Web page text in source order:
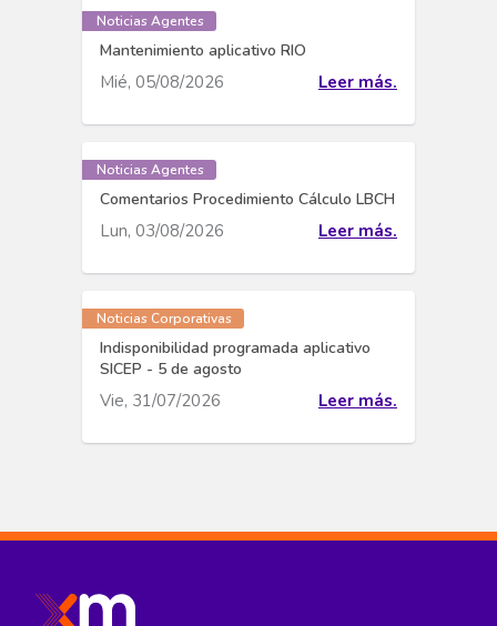
Noticias Agentes
Mantenimiento aplicativo RIO
Mié, 05/08/2026 Leer más.
Noticias Agentes
Comentarios Procedimiento Cálculo LBCH
Lun, 03/08/2026 Leer más.
Noticias Corporativas
Indisponibilidad programada aplicativo
SICEP - 5 de agosto
Vie, 31/07/2026 Leer más.